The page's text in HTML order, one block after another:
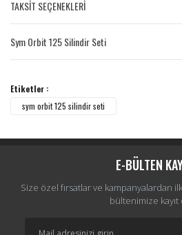
Yorum Yaz
TAKSİT SEÇENEKLERİ
Sym Orbit 125 Silindir Seti
Etiketler :
sym orbit 125 silindir seti
E-BÜLTEN
Size özel fırsatlar ve kampanyalardan
bültenimize kayıt